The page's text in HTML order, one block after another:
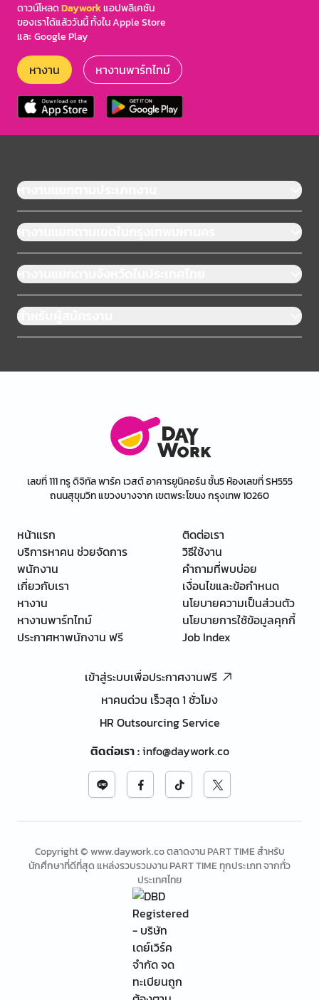
ดาวน์โหลดDayworkแอปพลิเคชัน
ของเราได้แล้ววันนี้ ทั้งใน Apple Store
และ Google Play
หางาน หางานพาร์ทไทม์
หางานแยกตามประเภทงาน
หางานแยกตามเขตในกรุงเทพมหานคร
หางานแยกตามจังหวัดในประเทศไทย
สำหรับผู้สมัครงาน
เลขที่ 111 ทรู ดิจิทัล พาร์ค เวสต์ อาคารยูนิคอร์น ชั้น5 ห้องเลขที่ SH555
ถนนสุขุมวิท แขวงบางจาก เขตพระโขนง กรุงเทพ 10260
หน้าแรก
บริการหาคน ช่วยจัดการ
พนักงาน
เกี่ยวกับเรา
หางาน
หางานพาร์ทไทม์
ประกาศหาพนักงาน ฟรี
ติดต่อเรา
วิธีใช้งาน
คำถามที่พบบ่อย
เงื่อนไขและข้อกำหนด
นโยบายความเป็นส่วนตัว
นโยบายการใช้ข้อมูลคุกกี้
Job Index
เข้าสู่ระบบเพื่อประกาศงานฟรี
หาคนด่วน เร็วสุด 1 ชั่วโมง
HR Outsourcing Service
ติดต่อเรา:info@daywork.co
Copyright © www.daywork.co ตลาดงาน PART TIME สำหรับ
นักศึกษาที่ดีที่สุด แหล่งรวบรวมงาน PART TIME ทุกประเภท จากทั่ว
ประเทศไทย